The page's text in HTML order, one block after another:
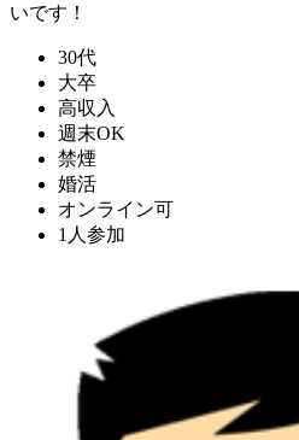
いです！
30代
大卒
高収入
週末OK
禁煙
婚活
オンライン可
1人参加